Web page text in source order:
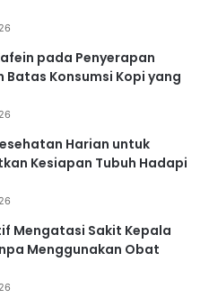
pada Penyerapan
Batas Konsumsi Kopi yang
Harian untuk
Kesiapan Tubuh Hadapi
Mengatasi Sakit Kepala
Menggunakan Obat